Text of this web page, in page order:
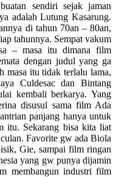
sendiri sejak jaman
adalah Lutung Kasarung.
di tahun 70an – 80an,
tahunnya. Sempat vakum
– masa itu dimana film
dengan judul yang ga
masa itu tidak terlalu lama,
Culdesac dan Bintang
kembali berkarya. Yang
disusul sama film Ada
panjang hanya untuk
itu. Sekarang bisa kita liat
Favorite gw ada Biola
Gie, sampai film ringan
yang gw punya dijamin
membangun industri film